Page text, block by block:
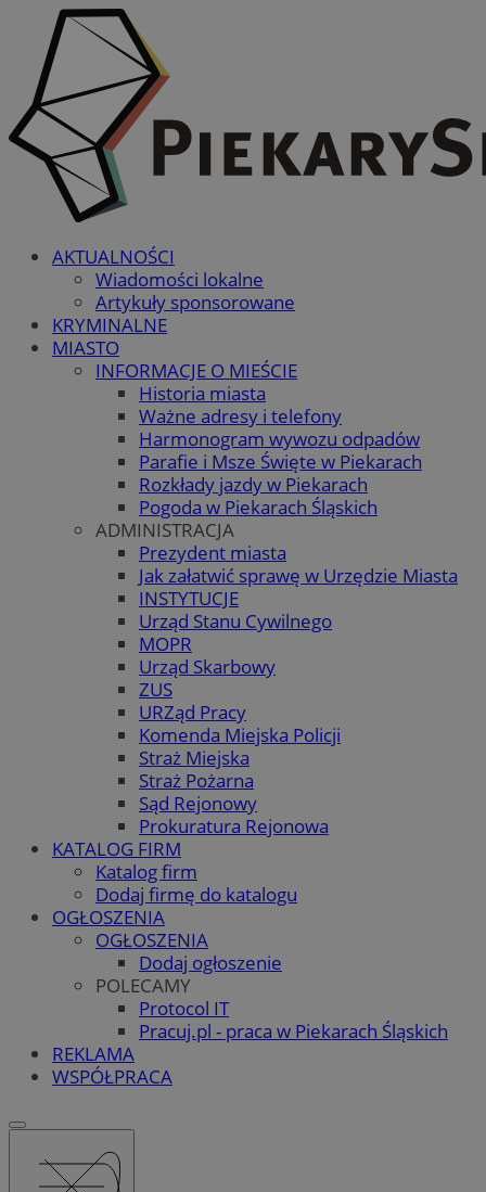
AKTUALNOŚCI
Wiadomości lokalne
Artykuły sponsorowane
KRYMINALNE
MIASTO
INFORMACJE O MIEŚCIE
Historia miasta
Ważne adresy i telefony
Harmonogram wywozu odpadów
Parafie i Msze Święte w Piekarach
Rozkłady jazdy w Piekarach
Pogoda w Piekarach Śląskich
ADMINISTRACJA
Prezydent miasta
Jak załatwić sprawę w Urzędzie Miasta
INSTYTUCJE
Urząd Stanu Cywilnego
MOPR
Urząd Skarbowy
ZUS
URZąd Pracy
Komenda Miejska Policji
Straż Miejska
Straż Pożarna
Sąd Rejonowy
Prokuratura Rejonowa
KATALOG FIRM
Katalog firm
Dodaj firmę do katalogu
OGŁOSZENIA
OGŁOSZENIA
Dodaj ogłoszenie
POLECAMY
Protocol IT
Pracuj.pl - praca w Piekarach Śląskich
REKLAMA
WSPÓŁPRACA